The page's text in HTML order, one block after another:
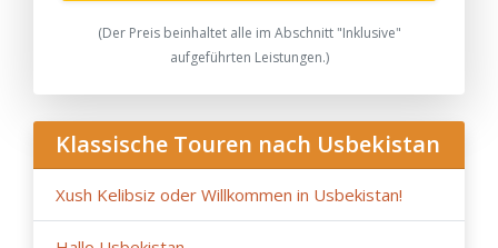
Reisedaten variieren.
- Bei kurzfristigen Buchungen (weniger als zwei Monate
vor Reisebeginn) behält sich das Unternehmen das
buchen, falls in den angegebenen Hotels keine Zimmer
mehr verfügbar sind.
- Anur Tour haftet nicht für höhere Gewalt
(Wetterbedingungen während der Reise, Reparatur-
und Sanierungsarbeiten an bestimmten
(Der Preis beinhaltet alle im Abschnitt "Inklusive"
aufgeführten Leistungen.)
Klassische Touren nach Usbekistan
Xush Kelibsiz oder Willkommen in Usbekistan!